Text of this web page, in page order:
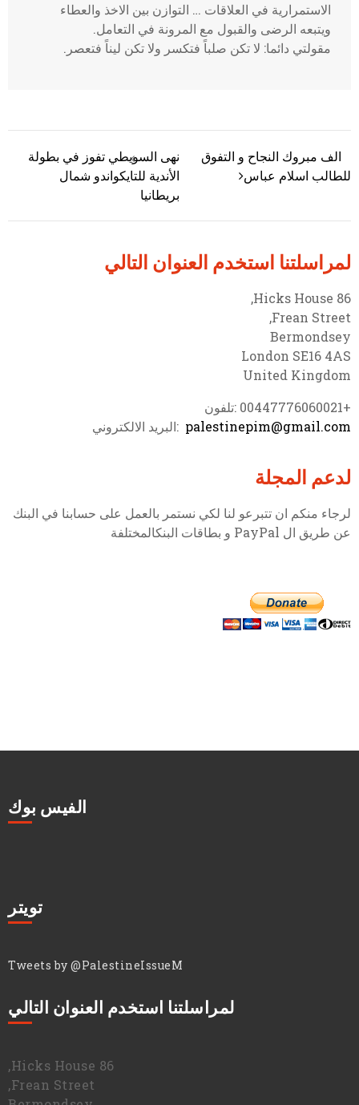
الاستمرارية في العلاقات … التوازن بين الاخذ والعطاء
ويتبعه الرضى والقبول مع المرونة في التعامل.
مقولتي دائما: لا تكن صلباً فتكسر ولا تكن ليناً فتعصر.
تصفّح المقالات
نهى السويطي تفوز في بطولة
الأندية للتايكواندو شمال
بريطانيا
الف مبروك النجاح و التفوق
للطالب اسلام عباس
لمراسلتنا استخدم العنوان التالي
86 Hicks House,
Frean Street,
Bermondsey
London SE16 4AS
United Kingdom
+00447776060021 :تلفون
palestinepim@gmail.com :البريد الالكتروني
لدعم المجلة
لرجاء منكم ان تتبرعو لنا لكي نستمر بالعمل على حسابنا في البنك
عن طريق ال PayPal و بطاقات البنكالمختلفة
الفيس بوك
تويتر
Tweets by @PalestineIssueM
لمراسلتنا استخدم العنوان التالي
86 Hicks House,
Frean Street,